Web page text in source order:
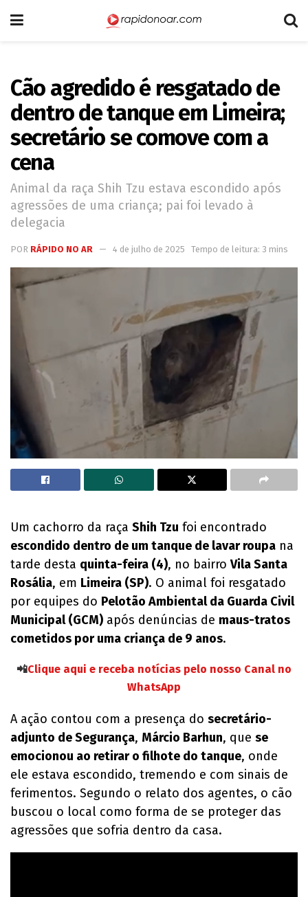
Cão agredido é resgatado de
dentro de tanque em Limeira;
secretário se comove com a
cena
Animal da raça Shih Tzu estava escondido após
agressões de uma criança; pai foi levado à
delegacia
POR RÁPIDO NO AR 4 de julho de 2025 Tempo de leitura: 3 mins
Um cachorro da raça Shih Tzu foi encontrado
escondido dentro de um tanque de lavar roupa na
tarde desta quinta-feira (4), no bairroVila Santa
Rosália, em Limeira (SP). O animal foi resgatado
por equipes do Pelotão Ambiental da Guarda Civil
Municipal (GCM) após denúncias de maus-tratos
cometidos por uma criança de 9 anos.
📲Clique aqui e receba notícias pelo nosso Canal no
WhatsApp
A ação contou com a presença do secretário-
adjunto de Segurança, Márcio Barhun, que se
emocionou ao retirar o filhote do tanque, onde
ele estava escondido, tremendo e com sinais de
ferimentos. Segundo o relato dos agentes, o cão
buscou o local como forma de se proteger das
agressões que sofria dentro da casa.